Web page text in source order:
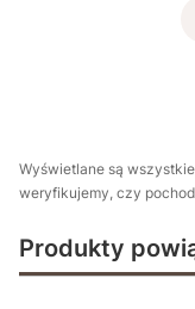
Wyświetlane są
weryfikujemy, czy
Produkty